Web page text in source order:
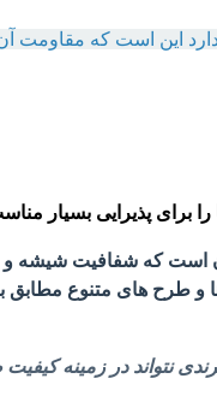
دارد این است که مقاومت
برای پذیرایی بسیار
جهان است که شفافیت شیشه
و طرح های متنوع مطابق
نتواند در زمینه